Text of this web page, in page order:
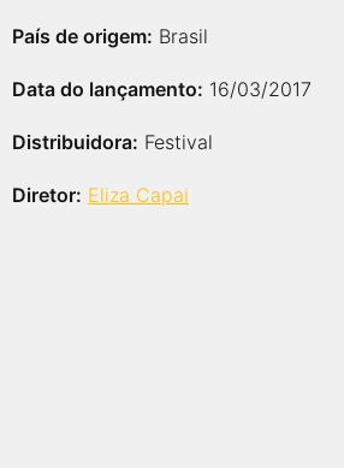
País de origem: Brasil
Data do lançamento: 16/03/2017
Distribuidora: Festival
Diretor: Eliza Capai